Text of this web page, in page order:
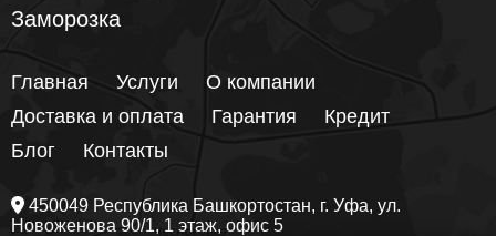
Заморозка
Главная Услуги
О компании
Доставка и оплата
Гарантия
Кредит
Блог
Контакты
450049 Республика Башкортостан, г. Уфа, ул.
Новоженова 90/1, 1 этаж, офис 5